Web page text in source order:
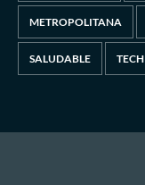
METROPOLITANA
SALUDABLE TECH